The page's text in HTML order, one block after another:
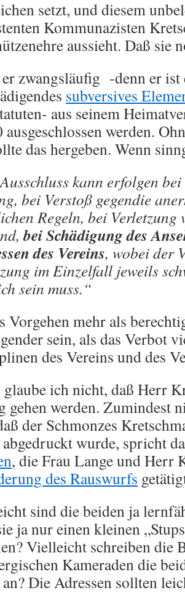
setzt, und diesem
Kommunazisten
aussieht. Daß sie
zwangsläufig -denn er ist
subversives
aus seinem
werden.
das hergeben. Wenn
kann erfolgen
bei Verstoß gegendie
Regeln, bei Verletzung
bei Schädigung des
des Vereins, wobei der
im Einzelfall jeweils
sein muss.“
Vorgehen mehr als
sein, als das Verbot
des Vereins und des
ich nicht, daß Herr
gehen werden.
der Schmonzes
wurde, spricht
, die Frau Lange und Herr
des Rauswurfs
sind die beiden ja
ja nur einen kleinen
Vielleicht schreiben die
Kameraden die
Die Adressen sollten